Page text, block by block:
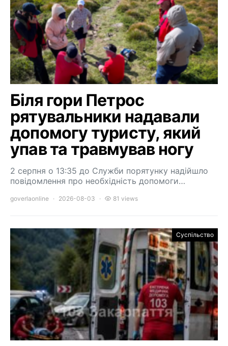
Біля гори Петрос
рятувальники надавали
допомогу туристу, який
упав та травмував ногу
2 серпня о 13:35 до Служби порятунку надійшло
повідомлення про необхідність допомоги…
goverlaonline 2026-08-03 81 views
Суспільство